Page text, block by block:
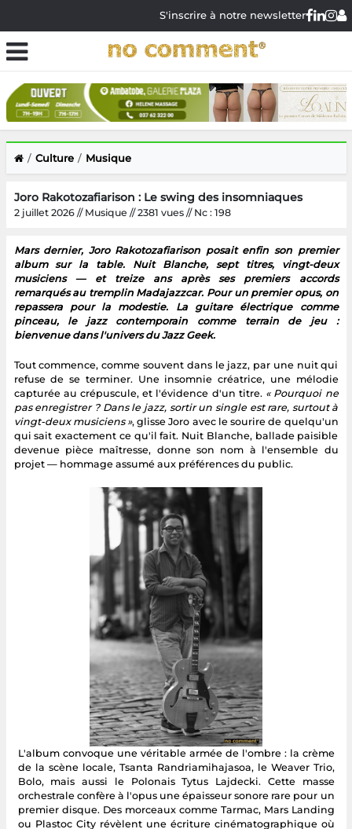
S'inscrire à notre newsletter
Culture Musique
Joro Rakotozafiarison : Le swing des insomniaques
2 juillet 2026 // Musique // 2381 vues // Nc : 198
Mars dernier, Joro Rakotozafiarison posait enfin son premier
album sur la table. Nuit Blanche, sept titres, vingt-deux
musiciens — et treize ans après ses premiers accords
remarqués au tremplin Madajazzcar. Pour un premier opus, on
repassera pour la modestie. La guitare électrique comme
pinceau, le jazz contemporain comme terrain de jeu :
bienvenue dans l'univers du Jazz Geek.
Tout commence, comme souvent dans le jazz, par une nuit qui
refuse de se terminer. Une insomnie créatrice, une mélodie
capturée au crépuscule, et l'évidence d'un titre. « Pourquoi ne
pas enregistrer ? Dans le jazz, sortir un single est rare, surtout à
vingt-deux musiciens », glisse Joro avec le sourire de quelqu'un
qui sait exactement ce qu'il fait. Nuit Blanche, ballade paisible
devenue pièce maîtresse, donne son nom à l'ensemble du
projet — hommage assumé aux préférences du public.
L'album convoque une véritable armée de l'ombre : la crème
de la scène locale, Tsanta Randriamihajasoa, le Weaver Trio,
Bolo, mais aussi le Polonais Tytus Lajdecki. Cette masse
orchestrale confère à l'opus une épaisseur sonore rare pour un
premier disque. Des morceaux comme Tarmac, Mars Landing
ou Plastoc City révèlent une écriture cinématographique où